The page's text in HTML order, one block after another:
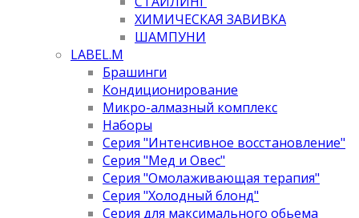
ХИМИЧЕСКАЯ ЗАВИВКА
ШАМПУНИ
LABEL.M
Брашинги
Кондиционирование
Микро-алмазный комплекс
Наборы
Серия "Интенсивное восстановление"
Серия "Мед и Овес"
Серия "Омолаживающая терапия"
Серия "Холодный блонд"
Серия для максимального обьема